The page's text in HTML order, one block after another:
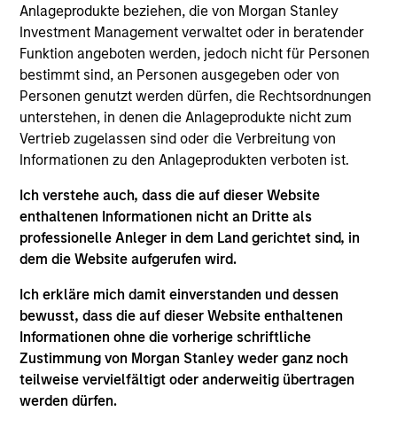
Anlageprodukte beziehen, die von Morgan Stanley
Investment Management verwaltet oder in beratender
Funktion angeboten werden, jedoch nicht für Personen
bestimmt sind, an Personen ausgegeben oder von
Personen genutzt werden dürfen, die Rechtsordnungen
unterstehen, in denen die Anlageprodukte nicht zum
Vertrieb zugelassen sind oder die Verbreitung von
Informationen zu den Anlageprodukten verboten ist.
Ich verstehe auch, dass die auf dieser Website
enthaltenen Informationen nicht an Dritte als
professionelle Anleger in dem Land gerichtet sind, in
dem die Website aufgerufen wird.
Ich erkläre mich damit einverstanden und dessen
bewusst, dass die auf dieser Website enthaltenen
Informationen ohne die vorherige schriftliche
Zustimmung von Morgan Stanley weder ganz noch
teilweise vervielfältigt oder anderweitig übertragen
werden dürfen.
Anträge auf Anteile an den Teilfonds sollten erst gestellt
werden, wenn der aktuelle Verkaufsprospekt, das Key
Information Document („KID“) oder das Key Investor
Information Document („KIID“), der Jahres- und
Halbjahresbericht („Angebotsunterlagen“) oder andere
Dokumente, die in Ihrer Nähe online unter
https://www.morganstanley.com/im/msinvf/index.html
verfügbar sind oder kostenlos beim Geschäftssitz von
Morgan Stanley Investment Funds, European Bank and
Senningerberg, R.C.S. Luxemburg B 29 192, erhältlich.
Informationen in Bezug auf Nachhaltigkeitsaspekte des
Fonds und die Zusammenfassung der Anlegerrechte
finden Sie auf der oben erwähnten Webseite.
Italienische Anleger sollten darüber hinaus das
„Erweiterte Zeichnungsformular“ und alle Anleger aus
Hongkong den Abschnitt „Zusätzliche Informationen für
Anleger aus Hongkong“ im Verkaufsprospekt beachten.
Deutschsprachige Exemplare des Verkaufsprospekts, des
KID oder des KIID, der Statuten der Gesellschaft und der
Jahres- und Halbjahresberichte sowie zusätzliche
Informationen sind kostenlos bei der Schweizer Vertretung